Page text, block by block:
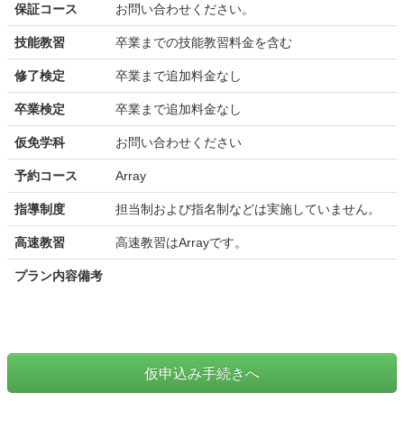
保証コース お問い合わせください。
技能教習 卒業までの技能教習料金を含む
修了検定 卒業まで追加料金なし
卒業検定 卒業まで追加料金なし
仮免学科 お問い合わせください
予約コース Array
指導制度 担当制および指名制などは実施していません。
高速教習 高速教習はArrayです。
プラン内容備考
仮申込み手続きへ